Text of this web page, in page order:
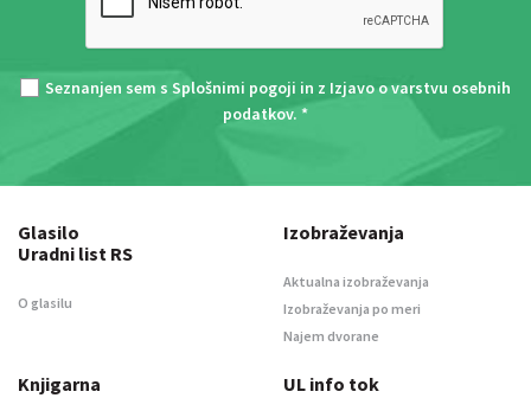
Seznanjen sem s Splošnimi pogoji in z Izjavo o varstvu osebnih
podatkov. *
Glasilo
Uradni list RS
O glasilu
Izobraževanja
Aktualna izobraževanja
Izobraževanja po meri
Najem dvorane
Knjigarna UL info tok